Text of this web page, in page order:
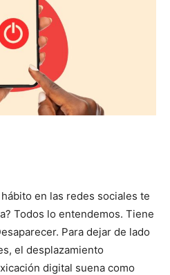
en las redes sociales te
Todos lo entendemos. Tiene
Para dejar de lado
el desplazamiento
digital suena como